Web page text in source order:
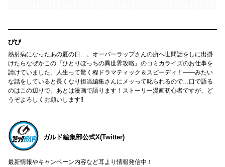
びび
熱射病になったあの夏の日…。オーバーラップさんの所へ世間話をしに出掛
けたらなぜかこの『ひとりぼっちの異世界攻略』のコミカライズのお仕事を
請けていました。人生って驚く程ドラマティック＆スピーディ！――みたい
な話をしていると長くなり担当編集さんにメッって叱られるので…口で語る
のはこの辺りで。あとは漫画で語ります！ストーリー漫画初心者ですが、ど
うぞよろしくお願いします!!
ガルド編集部公式X(Twitter)
最新情報やキャンペーン内容など耳より情報発信中！